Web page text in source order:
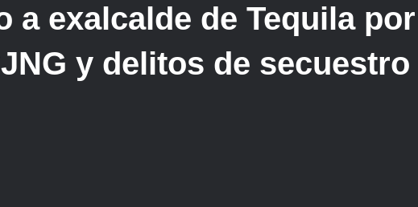
a exalcalde de Tequila
y delitos de secuestro